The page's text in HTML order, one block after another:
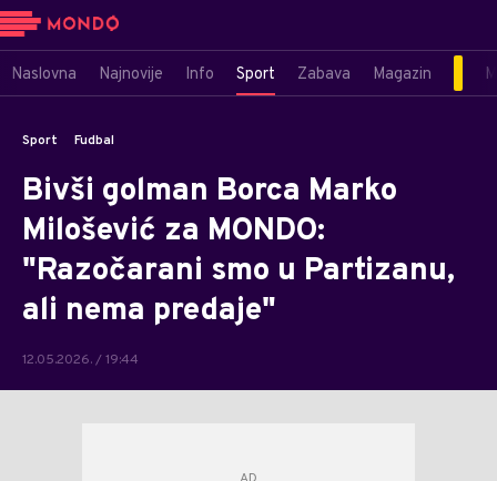
Naslovna Najnovije Info Sport Zabava Magazin
Sport Fudbal
Bivši golman Borca Marko
Milošević za MONDO:
"Razočarani smo u Partizanu,
ali nema predaje"
12.05.2026. / 19:44